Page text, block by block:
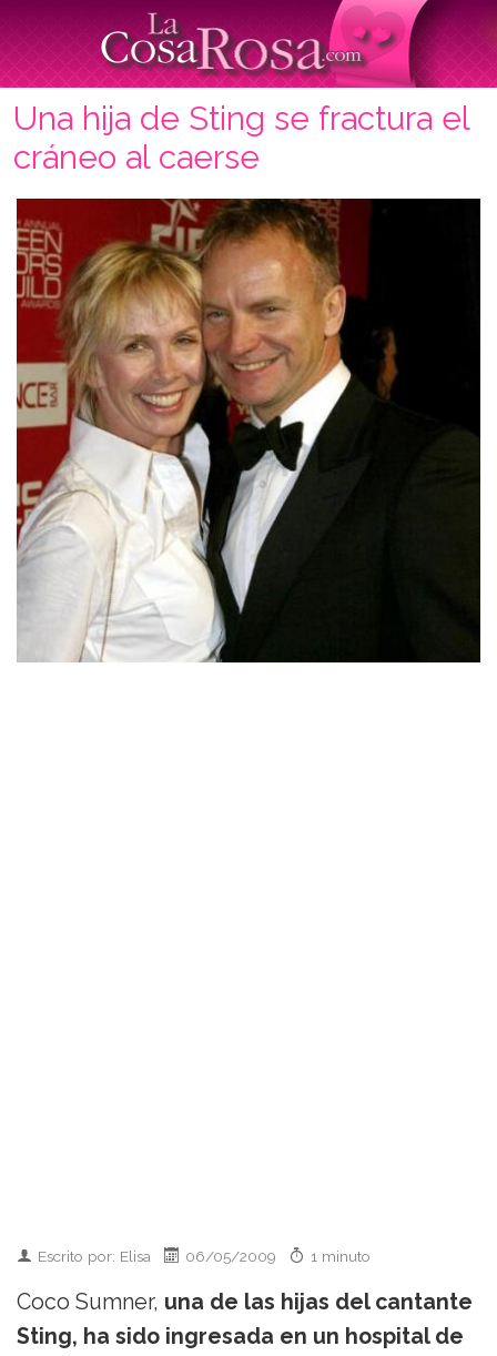
Una hija de Sting se fractura el
cráneo al caerse
Escrito por: Elisa 06/05/2009 1 minuto
Coco Sumner, una de las hijas del cantante
Sting, ha sido ingresada en un hospital de